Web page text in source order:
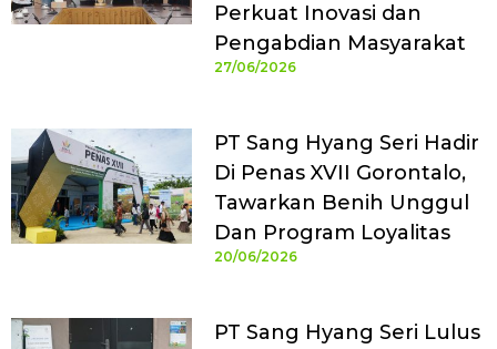
Perkuat Inovasi dan
Pengabdian Masyarakat
27/06/2026
PT Sang Hyang Seri Hadir
Di Penas XVII Gorontalo,
Tawarkan Benih Unggul
Dan Program Loyalitas
20/06/2026
PT Sang Hyang Seri Lulus